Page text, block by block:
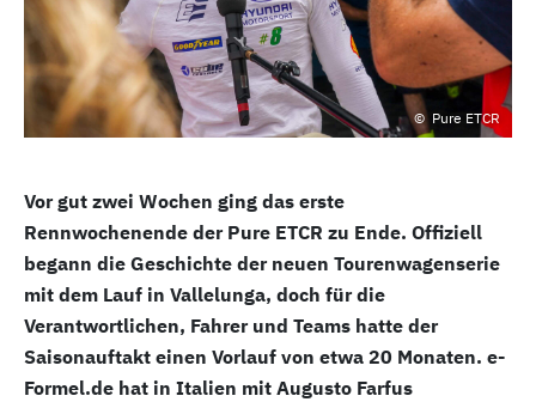
Pure ETCR
Vor gut zwei Wochen ging das erste
Rennwochenende der Pure ETCR zu Ende. Offiziell
begann die Geschichte der neuen Tourenwagenserie
mit dem Lauf in Vallelunga, doch für die
Verantwortlichen, Fahrer und Teams hatte der
Saisonauftakt einen Vorlauf von etwa 20 Monaten. e-
Formel.de hat in Italien mit Augusto Farfus